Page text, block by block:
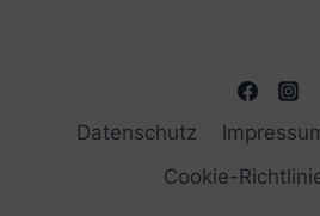
Datenschutz
Cookie-